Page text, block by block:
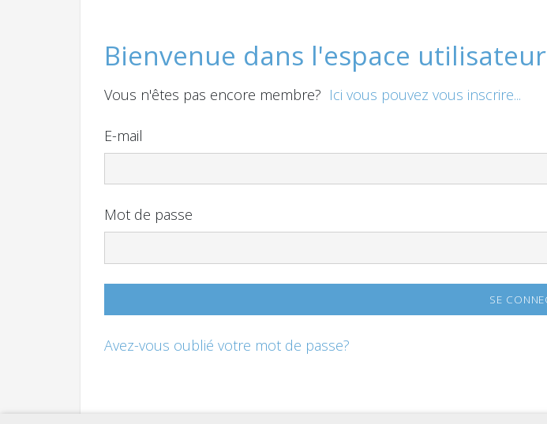
Bienvenue dans l'espace utilisateur
Vous n'êtes pas encore membre? Ici vous pouvez vous inscrire...
E-mail
Mot de passe
Avez-vous oublié votre mot de passe?